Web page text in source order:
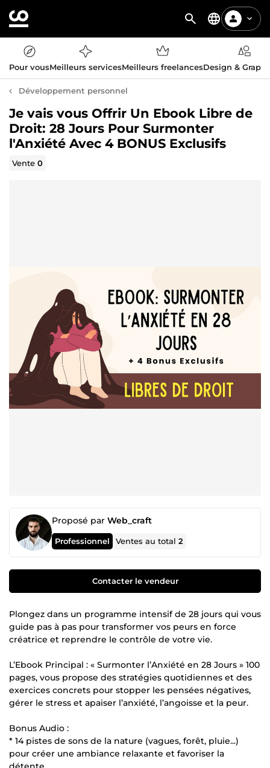
Pour vousMeilleurs servicesMeilleurs freelancesDesign &
Développement personnel
Je vais vous Offrir Un Ebook Libre de
Droit: 28 Jours Pour Surmonter
l'Anxiété Avec 4 BONUS Exclusifs
Vente0
Proposé par Web_craft
Professionnel Ventes au total2
Contacter le vendeur
Plongez dans un programme intensif de 28 jours qui vous
guide pas à pas pour transformer vos peurs en force
créatrice et reprendre le contrôle de votre vie.
L’Ebook Principal : « Surmonter l’Anxiété en 28 Jours » 100
pages, vous propose des stratégies quotidiennes et des
exercices concrets pour stopper les pensées négatives,
gérer le stress et apaiser l’anxiété, l’angoisse et la peur.
Bonus Audio :
* 14 pistes de sons de la nature (vagues, forêt, pluie...)
pour créer une ambiance relaxante et favoriser la